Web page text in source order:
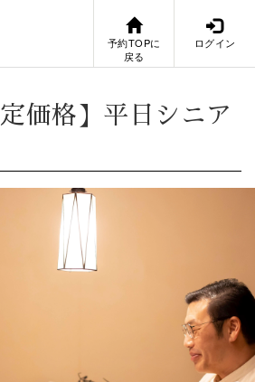
予約TOPに
戻る
ログイン
定価格】平日シニア